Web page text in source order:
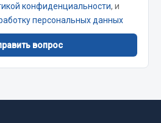
конфиденциальности, и
персональных данных
вопрос